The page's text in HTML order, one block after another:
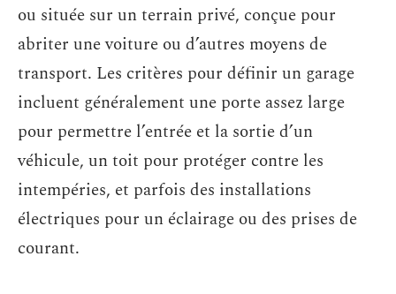
ou située sur un terrain privé, conçue pour
abriter une voiture ou d’autres moyens de
transport. Les critères pour définir un garage
incluent généralement une porte assez large
pour permettre l’entrée et la sortie d’un
véhicule, un toit pour protéger contre les
intempéries, et parfois des installations
électriques pour un éclairage ou des prises de
courant.